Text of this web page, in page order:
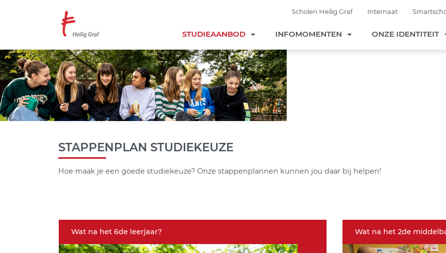
gaan
STUDIEAANBOD INFOMOMENTEN ONZE IDENTITEIT
Scholen Heilig Graf Internaat
STAPPENPLAN STUDIEKEUZE
Hoe maak je een goede studiekeuze? Onze stappenplannen kunnen jou daar bij helpen!
Wat na het 6de leerjaar? Wat na het 2de